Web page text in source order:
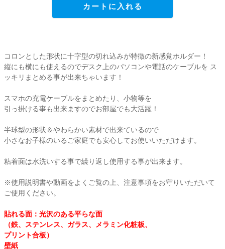
梱包用品
店舗・ディスプレイ用品
ポリ袋・OPP袋
文具・事務用品
衛生用品・ヘルスケア
感染防止関連商品
カートに入れる
コロンとした形状に十字型の切れ込みが特徴の新感覚ホルダー！
縦にも横にも使えるのでデスク上のパソコンや電話のケーブルを ス
ッキリまとめる事が出来ちゃいます！
スマホの充電ケーブルをまとめたり、小物等を
引っ掛ける事も出来ますのでお部屋でも大活躍！
半球型の形状＆やわらかい素材で出来ているので
小さなお子様のいるご家庭でも安心してお使いいただけます。
粘着面は水洗いする事で繰り返し使用する事が出来ます。
※使用説明書や動画をよくご覧の上、注意事項をお守りいただいて
ご使用ください。
貼れる面：光沢のある平らな面
（鉄、ステンレス、ガラス、メラミン化粧板、
プリント合板）
壁紙